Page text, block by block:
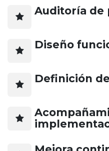
Auditoría de
Diseño
Definición